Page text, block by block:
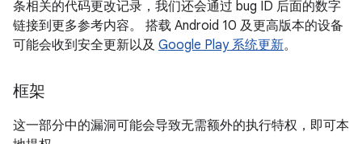
条相关的代码更改记录，我们还会通过 bug ID 后面的数字
链接到更多参考内容。 搭载 Android 10 及更高版本的设备
可能会收到安全更新以及 Google Play 系统更新。
框架
这一部分中的漏洞可能会导致无需额外的执行特权，即可本